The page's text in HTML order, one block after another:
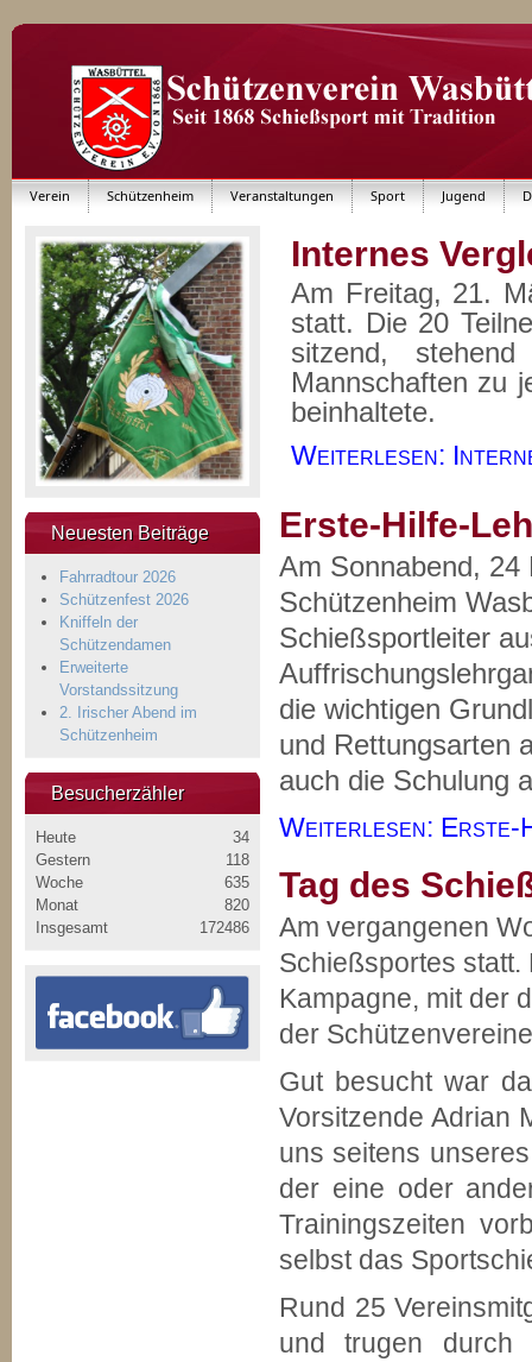
Verein Schützenheim Veranstaltungen Sport Jugend
Internes
Am Freitag, 21.
statt. Die 20
sitzend,
Mannschaften zu
beinhaltete.
Weiterlesen:
Erste-Hilfe-
Am Sonnabend, 24
Schützenheim
Schießsportleiter
die wichtigen
und Rettungsarten
auch die Schulung
Weiterlesen: Erste-
Tag des
Am vergangenen
Schießsportes statt.
Kampagne, mit der
der
Gut besucht war
Vorsitzende Adrian
uns seitens
der eine oder
Trainingszeiten
selbst das
Rund 25
und trugen durch
Neuesten Beiträge
Fahrradtour 2026
Schützenfest 2026
Kniffeln der
Schützendamen
Erweiterte
Vorstandssitzung
2. Irischer Abend im
Schützenheim
Besucherzähler
Heute
34
Gestern
118
Woche
635
Monat
820
Insgesamt
172486